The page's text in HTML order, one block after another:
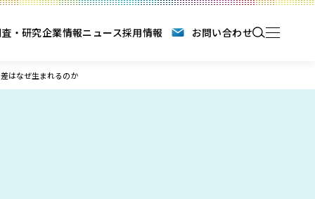
・研究企業情報ニュース採用情報 お問い合わせ
はなぜ生まれるのか